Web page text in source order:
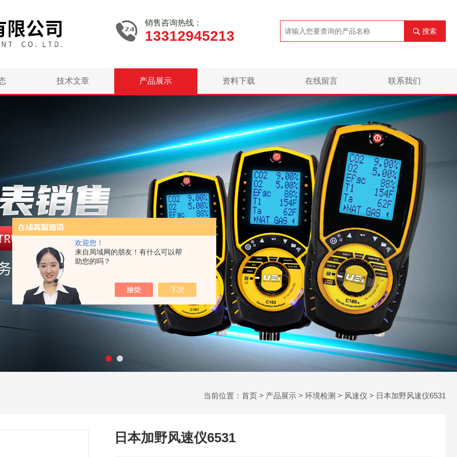
欢迎您！
来自局域网的朋友！有什么可以帮
助您的吗？
销售咨询热线：
13312945213 搜索
技术文章 产品展示 资料下载 在线留言 联系我们
当前位置： 首页 > 产品展示 > 环境检测 > 风速仪 > 日本加野风速仪6531
日本加野风速仪6531